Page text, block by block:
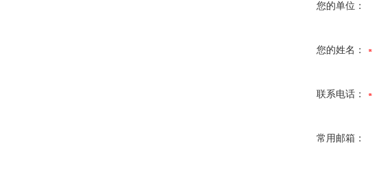
您的单位：
您的姓名：
联系电话：
常用邮箱：